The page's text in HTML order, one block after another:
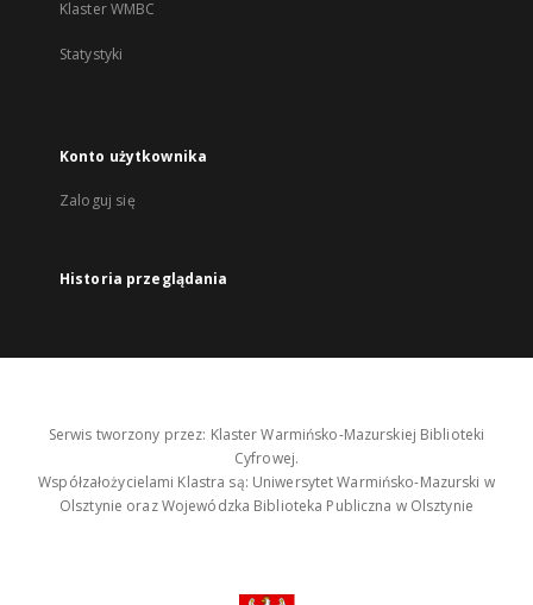
Klaster WMBC
Statystyki
Konto użytkownika
Zaloguj się
Historia przeglądania
Serwis tworzony przez: Klaster Warmińsko-Mazurskiej Biblioteki
Cyfrowej.
Współzałożycielami Klastra są: Uniwersytet Warmińsko-Mazurski w
Olsztynie oraz Wojewódzka Biblioteka Publiczna w Olsztynie